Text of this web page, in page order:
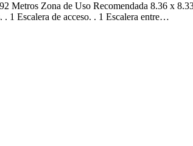
Zona de Uso Recomendada 8.36 x
1 Escalera de acceso. . 1 Escalera entre…